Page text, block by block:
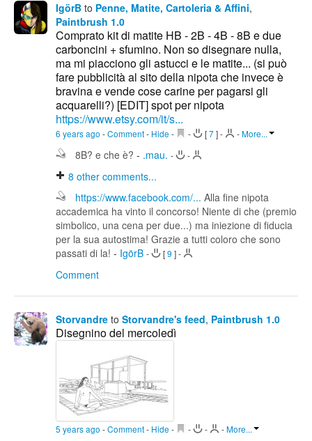
IgörB to Penne, Matite, Cartoleria & Affini,
Paintbrush 1.0
Comprato kit di matite HB - 2B - 4B - 8B e due
carboncini + sfumino. Non so disegnare nulla,
ma mi piacciono gli astucci e le matite... (si può
fare pubblicità al sito della nipota che invece è
bravina e vende cose carine per pagarsi gli
acquarelli?) [EDIT] spot per nipota
https://www.etsy.com/it/s...
6 years ago -Comment- Hide - - [7]- -More...
8B? e che è? - .mau. - -
8 other comments...
https://www.facebook.com/... Alla fine nipota
accademica ha vinto il concorso! Niente di che (premio
simbolico, una cena per due...) ma iniezione di fiducia
per la sua autostima! Grazie a tutti coloro che sono
passati di la! - IgörB - [9 ]-
Comment
Storvandre to Storvandre's feed, Paintbrush 1.0
Disegnino del mercoledì
5 years ago -Comment- Hide - - - -More...